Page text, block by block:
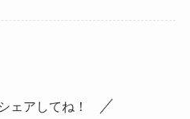
ェアしてね！